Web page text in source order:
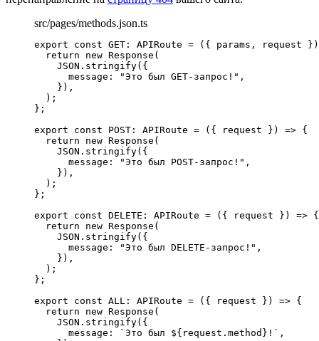
src/pages/methods.json.ts
export const GET : APIRoute = ( { params , request } )
return new Response (
JSON . stringify( {
message:
"Это был GET-запрос! " ,
} ) ,
) ;
} ;
export const POST : APIRoute = ( { request } )
=> {
return new Response (
JSON . stringify( {
message:
"Это был POST-запрос! " ,
} ) ,
) ;
} ;
export const DELETE : APIRoute = ( { request } )
=> {
return new Response (
JSON . stringify( {
message:
"Это был DELETE-запрос! " ,
} ) ,
) ;
} ;
export const ALL : APIRoute = ( { request } )
=> {
return new Response (
JSON . stringify( {
message:
` Это был ${ request . method } ! ` ,